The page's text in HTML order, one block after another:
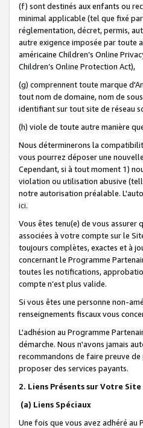
(f) sont destinés aux enfants ou
minimal applicable (tel que fixé
réglementation, décret, permis,
autre exigence imposée par toute
américaine Children’s Online
Children’s Online Protection Act),
(g) comprennent toute marque
tout nom de domaine, nom de
identifiant sur tout site de réseau
(h) viole de toute autre manière
Nous déterminerons la
vous pourrez déposer une
Cependant, si à tout moment 1)
violation ou utilisation abusive
notre autorisation préalable.
ici.
Vous êtes tenu(e) de vous
associées à votre compte sur le
toujours complètes, exactes et à
concernant le Programme
toutes les notifications,
compte n’est plus valide.
Si vous êtes une personne non-
renseignements fiscaux vous
L'adhésion au Programme
démarche. Nous n'avons jamais
recommandons de faire preuve
proposer des services payants.
2. Liens Présents sur Votre Site
(a) Liens Spéciaux
Une fois que vous avez adhéré au